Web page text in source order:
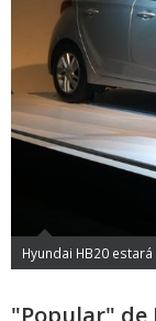
Hyundai HB20
"Popular" de